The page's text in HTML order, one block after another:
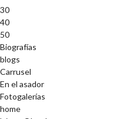
30
40
50
Biografías
blogs
Carrusel
En el asador
Fotogalerías
home